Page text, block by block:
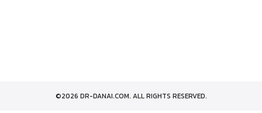
©2026 DR-DANAI.COM. ALL RIGHTS RESERVED.